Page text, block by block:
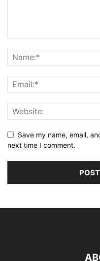
Save my name, email,
next time I comment.